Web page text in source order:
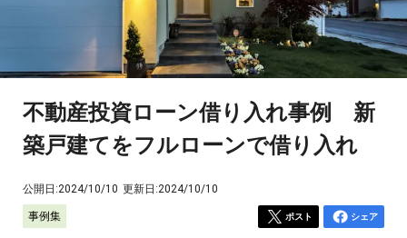
不動産投資ローン借り入れ事例 新
築戸建てをフルローンで借り入れ
公開日:2024/10/10 更新日:2024/10/10
事例集 ポスト シェア